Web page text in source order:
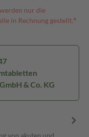
nur die
in Rechnung gestellt.⁴
& Co. KG
von akuten und